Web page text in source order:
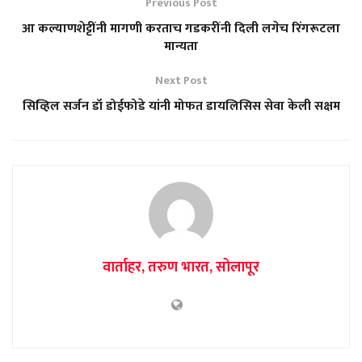
आ कल्याणशेट्टींनी मागणी करताच गडकरींनी दिली लगेच रिंगरूटला
मान्यता
Next Post
सिव्हिल सर्जन डॉ डोईफोडे यांनी मोफत डायलिसिस सेवा केली सक्षम
वार्ताहर, तरुण भारत, सोलापूर